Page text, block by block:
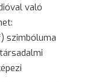
való
szimbóluma